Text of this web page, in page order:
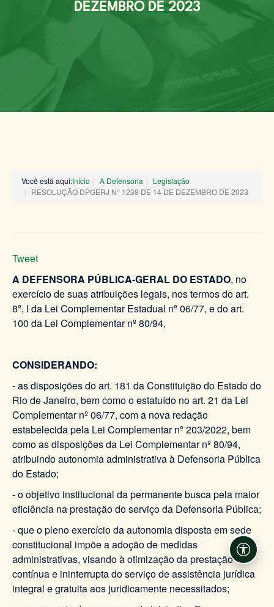
DEZEMBRO DE 2023
Você está aqui:Início A Defensoria
Legislação
RESOLUÇÃO DPGERJ N° 1238 DE 14 DE DEZEMBRO DE 2023
Tweet
A DEFENSORA PÚBLICA-GERAL DO ESTADO, no
exercício de suas atribuições legais, nos termos do art.
8º, I da Lei Complementar Estadual nº 06/77, e do art.
100 da Lei Complementar nº 80/94,
CONSIDERANDO:
- as disposições do art. 181 da Constituição do Estado do
Rio de Janeiro, bem como o estatuído no art. 21 da Lei
Complementar nº 06/77, com a nova redação
estabelecida pela Lei Complementar nº 203/2022, bem
como as disposições da Lei Complementar nº 80/94,
atribuindo autonomia administrativa à Defensoria Pública
do Estado;
- o objetivo institucional da permanente busca pela maior
eficiência na prestação do serviço da Defensoria Pública;
- que o pleno exercício da autonomia disposta em sede
constitucional impõe a adoção de medidas
administrativas, visando à otimização da prestação
contínua e ininterrupta do serviço de assistência jurídica
integral e gratuita aos juridicamente necessitados;